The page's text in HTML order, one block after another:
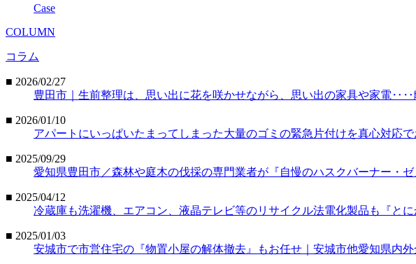
Case
COLUMN
コラム
■ 2026/02/27
豊田市｜生前整理は、思い出に花を咲かせながら、思い出の家具や家電
■ 2026/01/10
アパートにいっぱいたまってしまった大量のゴミの緊急片付けを真心対応
■ 2025/09/29
愛知県豊田市／森林や庭木の伐採の専門業者が『自慢のハスクバーナー・
■ 2025/04/12
冷蔵庫も洗濯機、エアコン、液晶テレビ等のリサイクル法電化製品も『と
■ 2025/01/03
安城市で市営住宅の『物置小屋の解体撤去』もお任せ｜安城市他愛知県内